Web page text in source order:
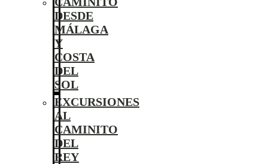
DESDE
MÁLAGA
Y
COSTA
DEL
SOL
EXCURSIONES
AL
CAMINITO
DEL
REY